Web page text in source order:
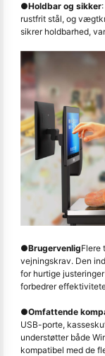
●Holdbar og sikker
rustfrit stål, og
sikrer holdbarhed,
●BrugervenligFlere
vejningskrav. Den
for hurtige
forbedrer
●Omfattende
USB-porte,
understøtter både
kompatibel med de